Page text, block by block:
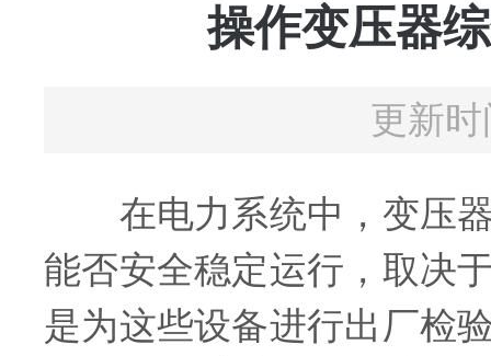
操作变压器
更新
在电力系统中，变压器
能否安全稳定运行，取决
是为这些设备进行出厂检